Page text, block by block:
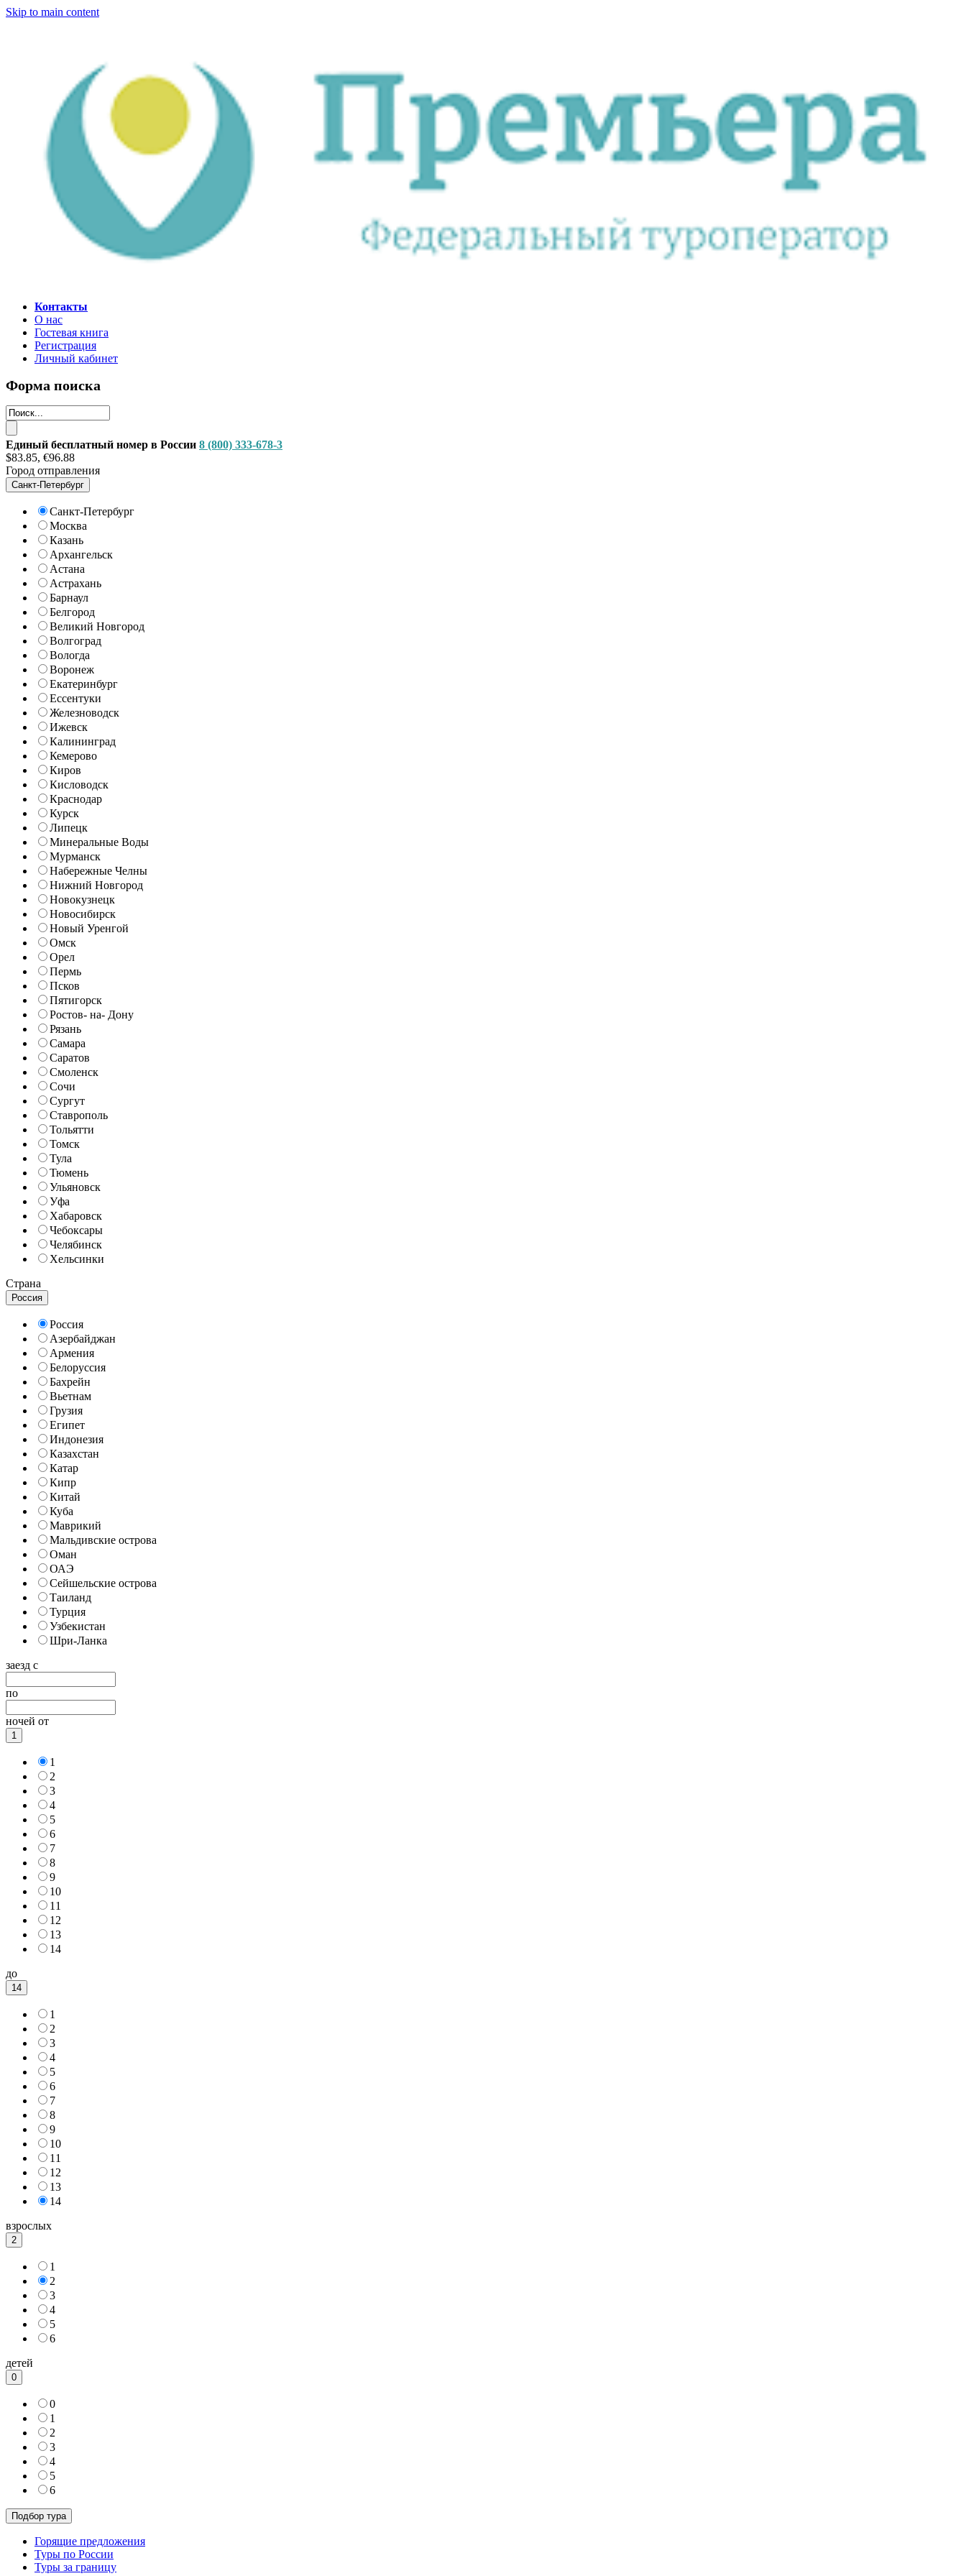
Skip to main content
Контакты
О нас
Гостевая книга
Регистрация
Личный кабинет
Форма поиска
Единый бесплатный номер в России 8 (800) 333-678-3
$83.85, €96.88
Город отправления
Санкт-Петербург
Санкт-Петербург
Москва
Казань
Архангельск
Астана
Астрахань
Барнаул
Белгород
Великий Новгород
Волгоград
Вологда
Воронеж
Екатеринбург
Ессентуки
Железноводск
Ижевск
Калининград
Кемерово
Киров
Кисловодск
Краснодар
Курск
Липецк
Минеральные Воды
Мурманск
Набережные Челны
Нижний Новгород
Новокузнецк
Новосибирск
Новый Уренгой
Омск
Орел
Пермь
Псков
Пятигорск
Ростов- на- Дону
Рязань
Самара
Саратов
Смоленск
Сочи
Сургут
Ставрополь
Тольятти
Томск
Тула
Тюмень
Ульяновск
Уфа
Хабаровск
Чебоксары
Челябинск
Хельсинки
Страна
Россия
Россия
Азербайджан
Армения
Белоруссия
Бахрейн
Вьетнам
Грузия
Египет
Индонезия
Казахстан
Катар
Кипр
Китай
Куба
Маврикий
Мальдивские острова
Оман
ОАЭ
Сейшельские острова
Таиланд
Турция
Узбекистан
Шри-Ланка
заезд с
по
ночей от
1
1
2
3
4
5
6
7
8
9
10
11
12
13
14
до
14
1
2
3
4
5
6
7
8
9
10
11
12
13
14
взрослых
2
1
2
3
4
5
6
детей
0
0
1
2
3
4
5
6
Горящие предложения
Туры по России
Туры за границу